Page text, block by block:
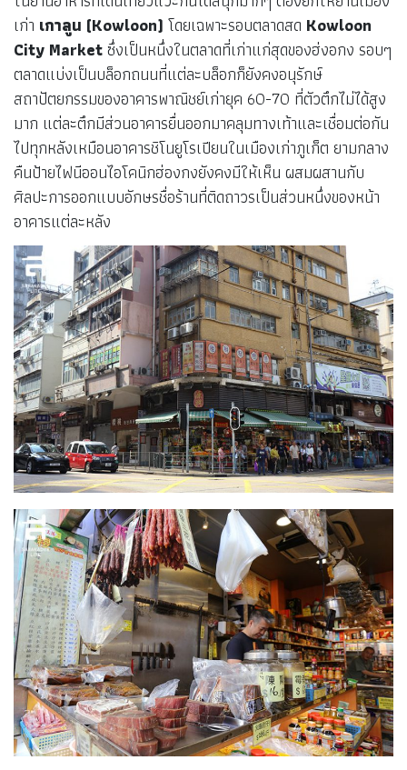
เก่า เกาลูน (Kowloon) โดยเฉพาะรอบตลาดสด Kowloon
City Marketซึ่งเป็นหนึ่งในตลาดที่เก่าแก่สุดของฮ่งอกง รอบๆ
ตลาดแบ่งเป็นบล็อกถนนที่แต่ละบล็อกก็ยังคงอนุรักษ์
สถาปัตยกรรมของอาคารพาณิชย์เก่ายุค 60-70 ที่ตัวตึกไม่ได้สูง
มาก แต่ละตึกมีส่วนอาคารยื่นออกมาคลุมทางเท้าและเชื่อมต่อกัน
ไปทุกหลังเหมือนอาคารชิโนยูโรเปียนในเมืองเก่าภูเก็ต ยามกลาง
คืนป้ายไฟนีออนไอโคนิกฮ่องกงยังคงมีให้เห็น ผสมผสานกับ
ศิลปะการออกแบบอักษรชื่อร้านที่ติดถาวรเป็นส่วนหนึ่งของหน้า
อาคารแต่ละหลัง